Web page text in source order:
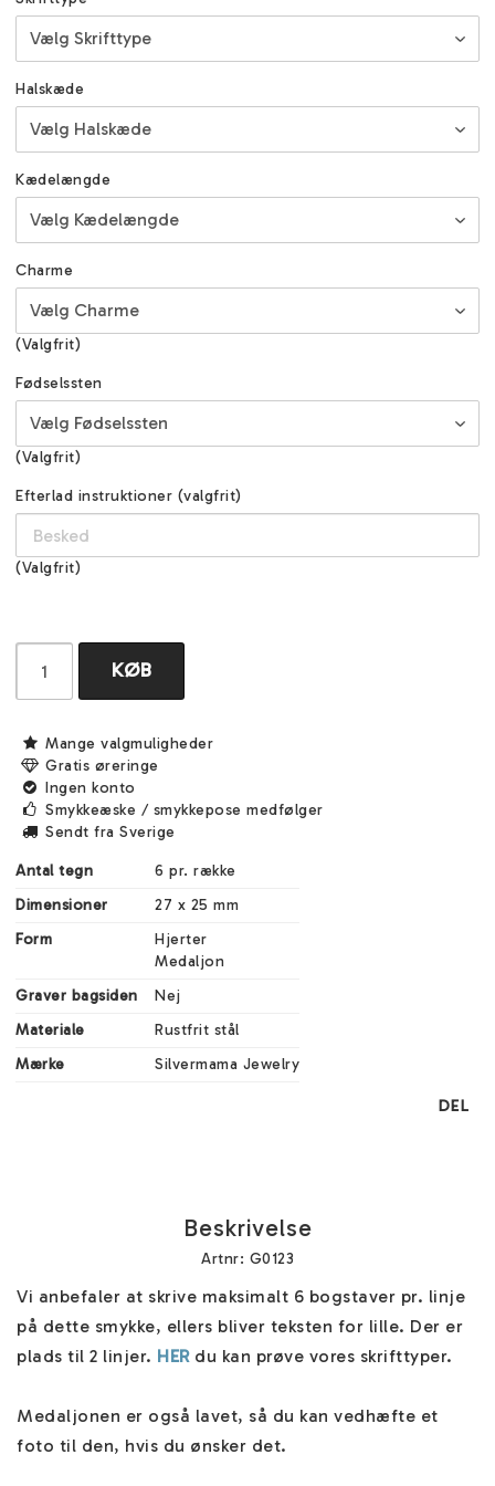
Halskæde
Kædelængde
Charme
(Valgfrit)
Fødselssten
(Valgfrit)
Efterlad instruktioner (valgfrit)
(Valgfrit)
KØB
Mange valgmuligheder
Gratis øreringe
Ingen konto
Smykkeæske / smykkepose medfølger
Sendt fra Sverige
Antal tegn
6 pr. række
Dimensioner
27 x 25 mm
Form
Hjerter
Medaljon
Graver bagsiden
Nej
Materiale
Rustfrit stål
Mærke
Silvermama Jewelry
DEL
Beskrivelse
Artnr: G0123
Vi anbefaler at skrive maksimalt 6 bogstaver pr. linje
på dette smykke, ellers bliver teksten for lille. Der er
plads til 2 linjer. HER du kan prøve vores skrifttyper.
Medaljonen er også lavet, så du kan vedhæfte et
foto til den, hvis du ønsker det.